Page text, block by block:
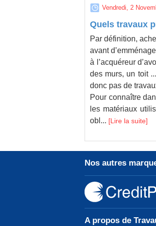
Vendredi, 2
Quels travaux
Par définition,
avant
à l’acquéreur
des murs, un toit
donc pas de
Pour connaître
les matériaux
obl...
Lire la suite
Nos autres
A propos de